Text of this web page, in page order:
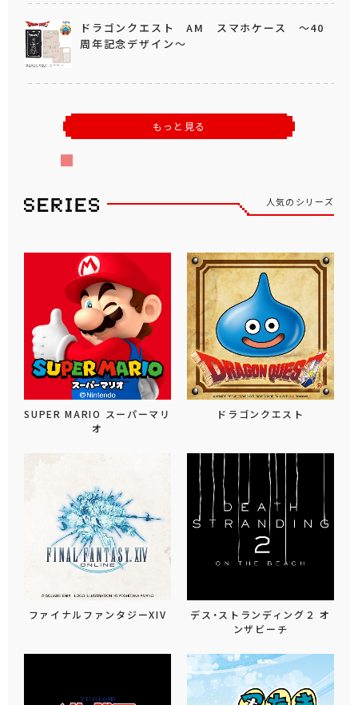
ドラゴンクエスト AM スマホケース ～40
周年記念デザイン～
もっと見る
人気のシリーズ
SUPER MARIO スーパーマリ
オ
ドラゴンクエスト
ファイナルファンタジーXIV
デス・ストランディング２ オ
ンザビーチ